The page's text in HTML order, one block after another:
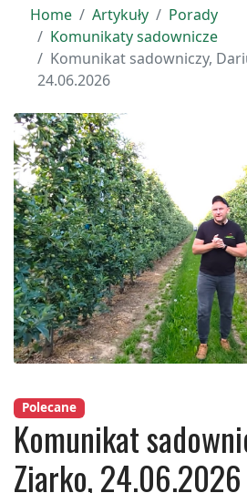
Home Artykuły
Porady
Komunikaty sadownicze
Komunikat sadowniczy,
24.06.2026
Polecane
Komunikat
Ziarko, 24.06.2026